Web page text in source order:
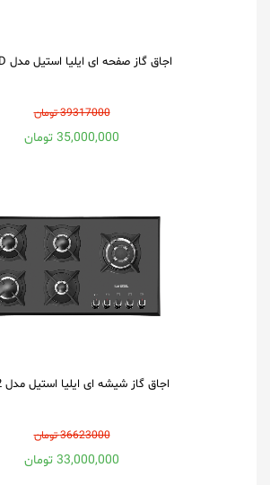
اجاق گاز صفحه ای ایلیا استیل مدل S503D
39317000 تومان
35,000,000 تومان
اجاق گاز شیشه ای ایلیا استیل مدل G522
36623000 تومان
33,000,000 تومان